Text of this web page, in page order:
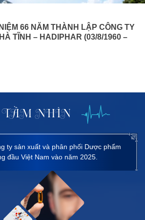
66 NĂM THÀNH LẬP CÔNG TY
TĨNH – HADIPHAR (03/8/1960 –
TẦM NHÌN
ty sản xuất và phân phối Dược phẩm
đầu Việt Nam vào năm 2025.